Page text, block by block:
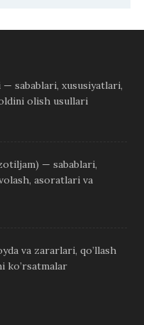
sabablari, xususiyatlari,
olish usullari
— sabablari,
asoratlari va
va zararlari, qo’llash
ko’rsatmalar